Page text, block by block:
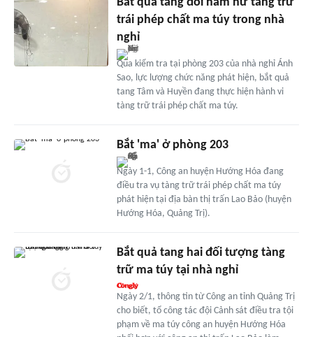
trái phép chất ma túy trong nhà
nghỉ
Qua kiểm tra tại phòng 203 của nhà nghỉ Ánh
Sao, lực lượng chức năng phát hiện, bắt quả
tang Tâm và Huyền đang thực hiện hành vi
tàng trữ trái phép chất ma túy.
Bắt 'ma' ở phòng 203
Ngày 1-1, Công an huyện Hướng Hóa đang
điều tra vụ tàng trữ trái phép chất ma túy
phát hiện tại địa bàn thị trấn Lao Bảo (huyện
Hướng Hóa, Quảng Trị).
Bắt quả tang hai đối tượng tàng
trữ ma túy tại nhà nghỉ
Ngày 2/1, thông tin từ Công an tỉnh Quảng Trị
cho biết, tổ công tác đội Cảnh sát điều tra tội
phạm về ma túy công an huyện Hướng Hóa